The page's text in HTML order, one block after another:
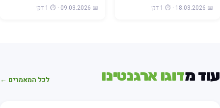
📅 18.03.2026 · ⏱️ 1 דק׳ 📅 09.03.2026 · ⏱️ 1 דק׳
מדוגו ארגנטינו לכל המאמרים ←